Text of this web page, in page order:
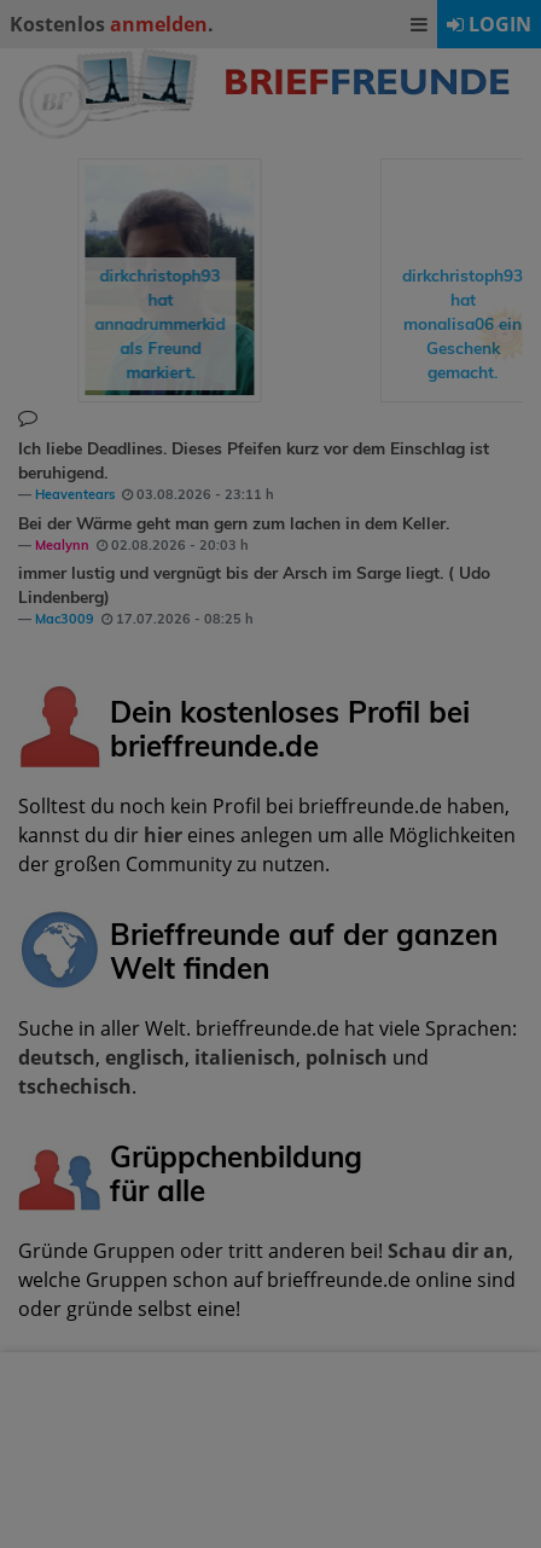
Kostenlos anmelden. LOGIN
dirkchristoph93
monalisa06ein
Geschenk
gemacht.
hatJassy
Freund
Ich liebe Deadlines. Dieses Pfeifen kurz vor dem Einschlag ist
beruhigend.
Heaventears 03.08.2026 - 23:11 h
Bei der Wärme geht man gern zum lachen in dem Keller.
Mealynn 02.08.2026 - 20:03 h
immer lustig und vergnügt bis der Arsch im Sarge liegt. ( Udo
Lindenberg)
Mac3009 17.07.2026 - 08:25 h
Dein kostenloses Profil bei
brieffreunde.de
Solltest du noch kein Profil bei brieffreunde.de haben,
kannst du dir hier eines anlegen um alle Möglichkeiten
der großen Community zu nutzen.
Brieffreunde auf der ganzen
Welt finden
Suche in aller Welt. brieffreunde.de hat viele Sprachen:
deutsch, englisch, italienisch, polnisch und
tschechisch.
Grüppchenbildung
für alle
Gründe Gruppen oder tritt anderen bei! Schau dir an,
welche Gruppen schon auf brieffreunde.de online sind
oder gründe selbst eine!